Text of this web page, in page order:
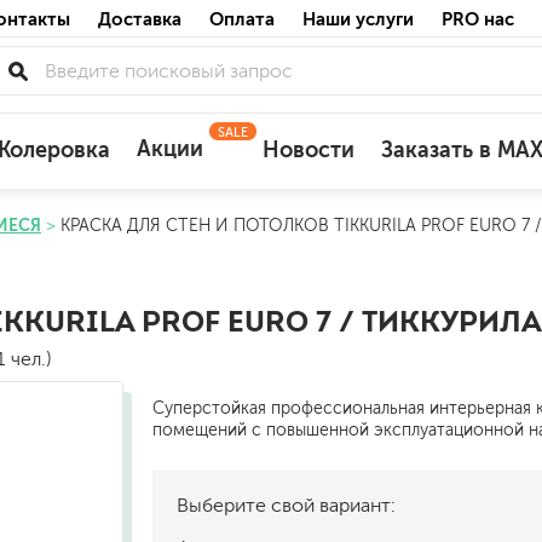
Доставка Оплата Наши услуги PRO нас
по штукатурке
по бетону
силиконовые универсальные,
Колеровка Акции
SALE
Новости Заказать в MAX
КРАСКА ДЛЯ СТЕН И ПОТОЛКОВ TIKKURILA PROF
PROF EURO 7 /
чел.)
Суперстойкая профессиональная
помещений с повышенной эксплуатационной
Выберите свой вариант: